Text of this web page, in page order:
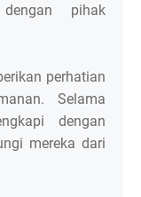
pihak
perhatian
Selama
dengan
mereka dari